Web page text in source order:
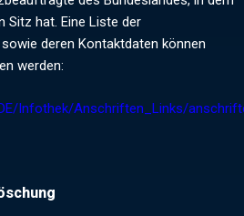
Sitz hat. Eine Liste der
deren Kontaktdaten können
werden:
Infothek/Anschriften_Links/